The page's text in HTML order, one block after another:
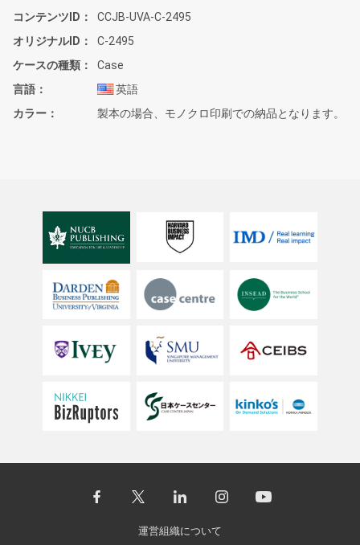
コンテンツID
CCJB-UVA-C-2495
オリジナルID
C-2495
ケースの種類
Case
言語
英語
カラー
製本の場合、モノクロ印刷での納品となります。
運営組織について